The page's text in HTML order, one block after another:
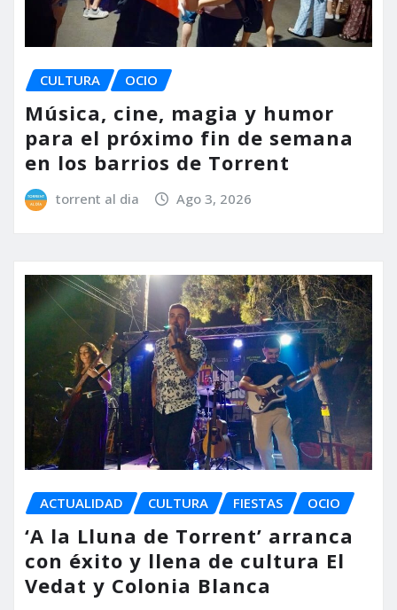
CULTURA OCIO
Música, cine, magia y humor
para el próximo fin de semana
en los barrios de Torrent
torrent al dia Ago 3, 2026
ACTUALIDAD CULTURA FIESTAS OCIO
‘A la Lluna de Torrent’ arranca
con éxito y llena de cultura El
Vedat y Colonia Blanca